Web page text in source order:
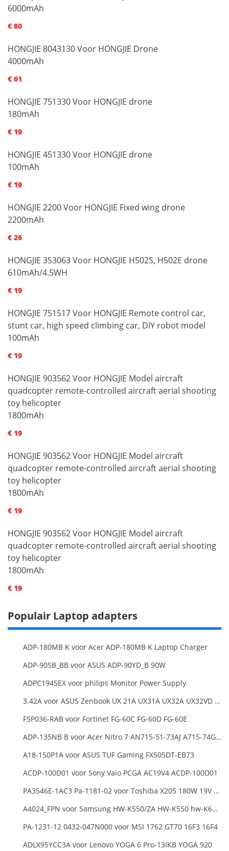
6000mAh
€ 80
HONGJIE 8043130 Voor HONGJIE Drone
4000mAh
€ 61
HONGJIE 751330 Voor HONGJIE drone
180mAh
€ 19
HONGJIE 451330 Voor HONGJIE drone
100mAh
€ 19
HONGJIE 2200 Voor HONGJIE Fixed wing drone
2200mAh
€ 26
HONGJIE 353063 Voor HONGJIE H502S, H502E drone
610mAh/4.5WH
€ 19
HONGJIE 751517 Voor HONGJIE Remote control car,
stunt car, high speed climbing car, DIY robot model
100mAh
€ 19
HONGJIE 903562 Voor HONGJIE Model aircraft
quadcopter remote-controlled aircraft aerial shooting
toy helicopter
1800mAh
€ 19
HONGJIE 903562 Voor HONGJIE Model aircraft
quadcopter remote-controlled aircraft aerial shooting
toy helicopter
1800mAh
€ 19
HONGJIE 903562 Voor HONGJIE Model aircraft
quadcopter remote-controlled aircraft aerial shooting
toy helicopter
1800mAh
€ 19
Populair Laptop adapters
ADP-180MB K voor Acer ADP-180MB K Laptop Charger
ADP-90SB_BB voor ASUS ADP-90YD_B 90W
ADPC1945EX voor philips Monitor Power Supply
3.42A voor ASUS Zenbook UX 21A UX31A UX32A UX32VD Series Ultrabook Models
FSP036-RAB voor Fortinet FG-60C FG-60D FG-60E
ADP-135NB B voor Acer Nitro 7 AN715-51-73AJ A715-74G-52B0 Notebook
A18-150P1A voor ASUS TUF Gaming FX505DT-EB73
ACDP-100D01 voor Sony Vaio PCGA AC19V4 ACDP-100D01
PA3546E-1AC3 Pa-1181-02 voor Toshiba X205 180W 19V 9.5A Laptop DC Charger Power Supply
A4024_FPN voor Samsung HW-K550/ZA HW-K550 hw-K650 Soundbar
PA-1231-12 0432-047N000 voor MSI 1762 GT70 16F3 16F4
ADLX95YCC3A voor Lenovo YOGA 6 Pro-13IKB YOGA 920